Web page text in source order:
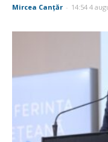
Mircea Canţăr - 14:54 4